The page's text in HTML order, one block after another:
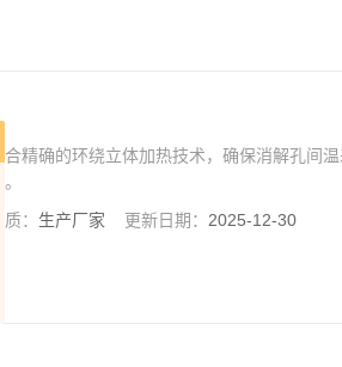
合精确的环绕立体加热技术，确保消解孔间
质： 生产厂家 更新日期： 2025-12-30